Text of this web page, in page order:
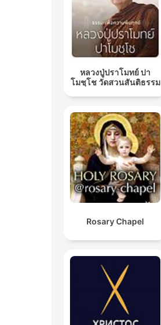
หลวงปู่ปราโมทย์ ปา
โมชฺโช วัดสวนสันติธรรม
Rosary Chapel